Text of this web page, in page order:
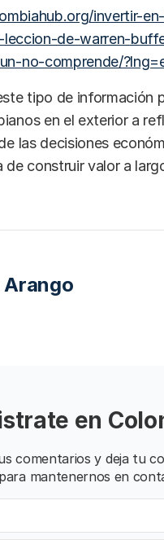
invertir-
leccion-de-warren-
no-comprende/
tipo de información
en el exterior a
las decisiones
de construir valor a
Arango
en
comentarios y deja tu
para mantenernos en